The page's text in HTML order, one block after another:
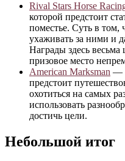
Rival Stars Horse
которой предстоит
поместье. Суть в том,
ухаживать за ними и
Награды здесь весьма
призовое место
American Marksman —
предстоит
охотиться на самых
использовать
достичь цели.
Небольшой итог